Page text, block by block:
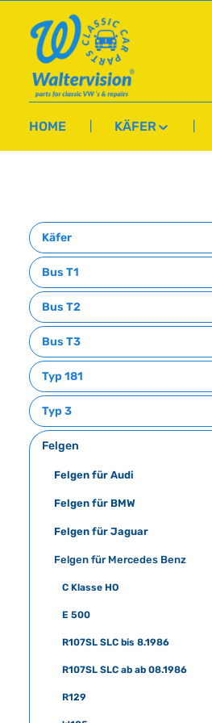
Zur Hauptnavigation
HOME KÄFER
Käfer
Bus T1
Bus T2
Bus T3
Typ 181
Typ 3
Felgen
Felgen für Audi
Felgen für BMW
Felgen für Jaguar
Felgen für Mercedes Benz
C Klasse HO
E 500
R107SL SLC bis 8.1986
R107SL SLC ab ab 08.1986
R129